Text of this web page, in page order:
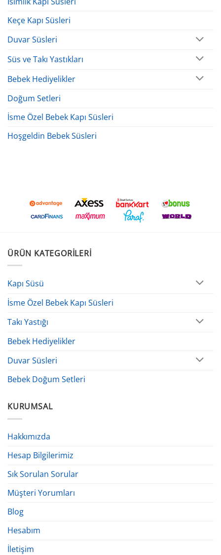
Keçe Kapı Süsleri
Duvar Süsleri
Süs ve Takı Yastıkları
Bebek Hediyelikler
Doğum Setleri
İsme Özel Bebek Kapı Süsleri
Hoşgeldin Bebek Süsleri
ÜRÜN KATEGORILERI
Kapı Süsü
İsme Özel Bebek Kapı Süsleri
Takı Yastığı
Bebek Hediyelikler
Duvar Süsleri
Bebek Doğum Setleri
KURUMSAL
Hakkımızda
Hesap Bilgilerimiz
Sık Sorulan Sorular
Müşteri Yorumları
Blog
Hesabım
İletişim